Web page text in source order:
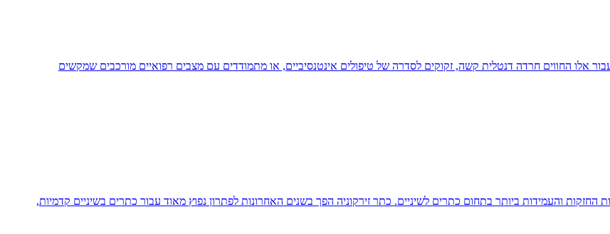
אלו החווים חרדה דנטלית קשה, זקוקים לסדרה של טיפולים אינטנסיביים, או מתמודדים עם מצבים רפואיים מורכבים שמקשים
והעמידות ביותר בתחום כתרים לשיניים. כתר זירקוניה הפך בשנים האחרונות לפתרון נפוץ מאוד עבור כתרים בשיניים קדמיות,